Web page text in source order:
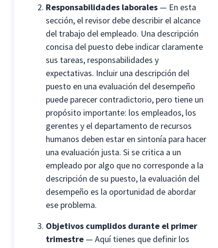
Responsabilidades laborales — En esta
sección, el revisor debe describir el alcance
del trabajo del empleado. Una descripción
concisa del puesto debe indicar claramente
sus tareas, responsabilidades y
expectativas. Incluir una descripción del
puesto en una evaluación del desempeño
puede parecer contradictorio, pero tiene un
propósito importante: los empleados, los
gerentes y el departamento de recursos
humanos deben estar en sintonía para hacer
una evaluación justa. Si se critica a un
empleado por algo que no corresponde a la
descripción de su puesto, la evaluación del
desempeño es la oportunidad de abordar
ese problema.
Objetivos cumplidos durante el primer
trimestre — Aquí tienes que definir los